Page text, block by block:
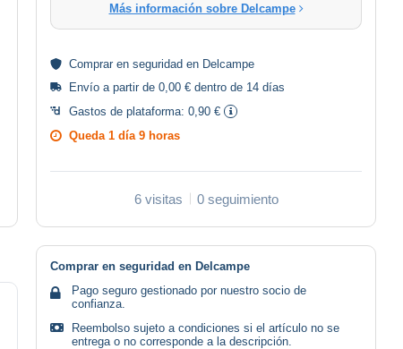
Más información sobre Delcampe
Comprar en seguridad en Delcampe
Envío a partir de 0,00 € dentro de 14 días
Gastos de plataforma: 0,90 €
Queda 1 día 9 horas
6 visitas 0 seguimiento
Comprar en seguridad en Delcampe
Pago seguro gestionado por nuestro socio de
confianza.
Reembolso sujeto a condiciones si el artículo no se
entrega o no corresponde a la descripción.